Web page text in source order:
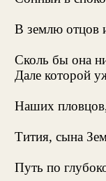
В землю отцов
Сколь бы она
Дале которой
Наших
Тития, сына
Путь по